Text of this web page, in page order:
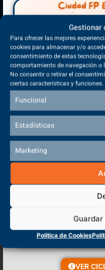
Gestionar
Para ofrecer las mejores
cookies para almacenar y/o
consentimiento de estas
comportamiento de navegación o
No consentir o retirar el
ciertas características y funciones.
Funcional
Estadísticas
Marketing
Política de Cookies
¿Si no soy alumno de
a la APP?
No, para poder tener
Ciclo
VER